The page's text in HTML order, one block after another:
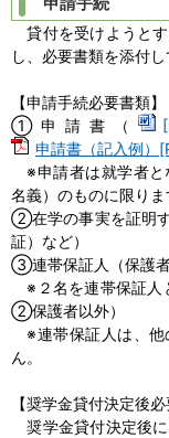
貸付を受けようと
し、必要書類を添付
【申請手続必要書類】
①申請書（
申請書（記入例）
※申請者は就学者と
名義）のものに限りま
②在学の事実を証明
証）など）
③連帯保証人（保護
※２名を連帯保証人
②保護者以外）
※連帯保証人は、他
ん。
【奨学金貸付決定後必
奨学金貸付決定後に